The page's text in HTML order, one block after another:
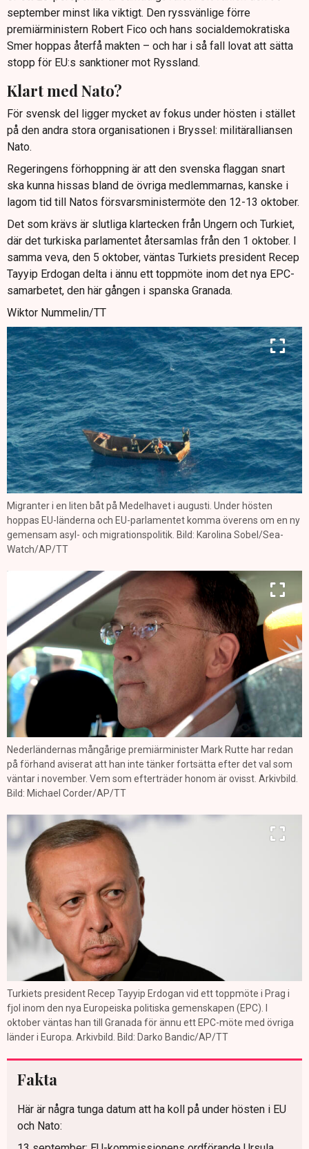
september minst lika viktigt. Den ryssvänlige förre
premiärministern Robert Fico och hans socialdemokratiska
Smer hoppas återfå makten – och har i så fall lovat att sätta
stopp för EU:s sanktioner mot Ryssland.
Klart med Nato?
För svensk del ligger mycket av fokus under hösten i stället
på den andra stora organisationen i Bryssel: militäralliansen
Nato.
Regeringens förhoppning är att den svenska flaggan snart
ska kunna hissas bland de övriga medlemmarnas, kanske i
lagom tid till Natos försvarsministermöte den 12-13 oktober.
Det som krävs är slutliga klartecken från Ungern och Turkiet,
där det turkiska parlamentet återsamlas från den 1 oktober. I
samma veva, den 5 oktober, väntas Turkiets president Recep
Tayyip Erdogan delta i ännu ett toppmöte inom det nya EPC-
samarbetet, den här gången i spanska Granada.
Wiktor Nummelin/TT
Migranter i en liten båt på Medelhavet i augusti. Under hösten
hoppas EU-länderna och EU-parlamentet komma överens om en ny
gemensam asyl- och migrationspolitik. Bild: Karolina Sobel/Sea-
Watch/AP/TT
Nederländernas mångårige premiärminister Mark Rutte har redan
på förhand aviserat att han inte tänker fortsätta efter det val som
väntar i november. Vem som efterträder honom är ovisst. Arkivbild.
Bild: Michael Corder/AP/TT
Turkiets president Recep Tayyip Erdogan vid ett toppmöte i Prag i
fjol inom den nya Europeiska politiska gemenskapen (EPC). I
oktober väntas han till Granada för ännu ett EPC-möte med övriga
länder i Europa. Arkivbild. Bild: Darko Bandic/AP/TT
Fakta
Här är några tunga datum att ha koll på under hösten i EU
och Nato: